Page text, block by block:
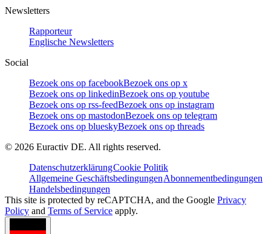
Newsletters
Rapporteur
Englische Newsletters
Social
Bezoek ons op facebookBezoek ons op x
Bezoek ons op linkedinBezoek ons op youtube
Bezoek ons op rss-feedBezoek ons op instagram
Bezoek ons op mastodonBezoek ons op telegram
Bezoek ons op blueskyBezoek ons op threads
© 2026 Euractiv DE. All rights reserved.
DatenschutzerklärungCookie Politik
Allgemeine GeschäftsbedingungenAbonnementbedingungen
Handelsbedingungen
This site is protected by reCAPTCHA, and the Google Privacy
Policy and Terms of Service apply.